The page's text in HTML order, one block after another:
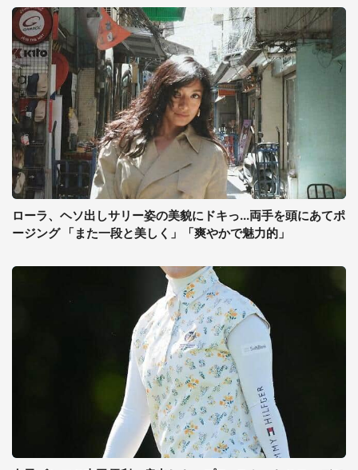
ローラ、ヘソ出しサリー姿の美貌にドキっ...両手を頭にあてポ
ージング 「また一段と美しく」「爽やかで魅力的」